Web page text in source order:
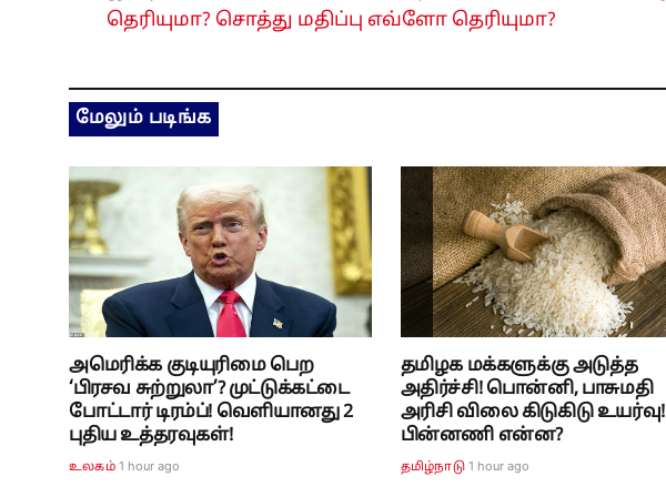
தெரியுமா? சொத்து மதிப்பு எவ்ளோ தெரியுமா?
மேலும் படிங்க
அமெரிக்க குடியுரிமை பெற
‘பிரசவ சுற்றுலா’? முட்டுக்கட்டை
போட்டார் டிரம்ப்! வெளியானது 2
புதிய உத்தரவுகள்!
உலகம் 1 hour ago
தமிழக மக்களுக்கு அடுத்த
அதிர்ச்சி! பொன்னி, பாசுமதி
அரிசி விலை கிடுகிடு உயர்வு!
பின்னணி என்ன?
தமிழ்நாடு 1 hour ago